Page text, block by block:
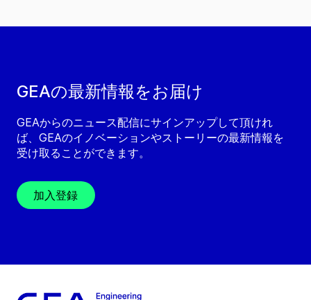
GEAの最新情報をお届け
GEAからのニュース配信にサインアップして頂けれ
ば、GEAのイノベーションやストーリーの最新情報を
受け取ることができます。
加入登録